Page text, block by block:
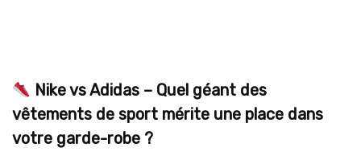
Nike vs Adidas – Quel géant des
vêtements de sport mérite une place dans
votre garde-robe ?